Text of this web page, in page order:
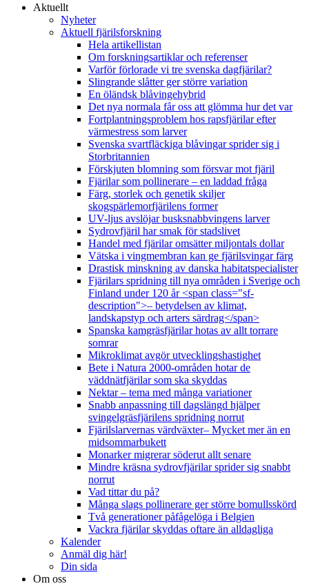
Aktuellt
Nyheter
Aktuell fjärilsforskning
Hela artikellistan
Om forskningsartiklar och referenser
Varför förlorade vi tre svenska dagfjärilar?
Slingrande slåtter ger större variation
En öländsk blåvingehybrid
Det nya normala får oss att glömma hur det var
Fortplantningsproblem hos rapsfjärilar efter
värmestress som larver
Svenska svartfläckiga blåvingar sprider sig i
Storbritannien
Förskjuten blomning som försvar mot fjäril
Fjärilar som pollinerare – en laddad fråga
Färg, storlek och genetik skiljer
skogspärlemorfjärilens former
UV-ljus avslöjar busksnabbvingens larver
Sydrovfjäril har smak för stadslivet
Handel med fjärilar omsätter miljontals dollar
Vätska i vingmembran kan ge fjärilsvingar färg
Drastisk minskning av danska habitatspecialister
Fjärilars spridning till nya områden i Sverige och
Finland under 120 år <span class="sf-
description">– betydelsen av klimat,
landskapstyp och arters särdrag</span>
Spanska kamgräsfjärilar hotas av allt torrare
somrar
Mikroklimat avgör utvecklingshastighet
Bete i Natura 2000-områden hotar de
väddnätfjärilar som ska skyddas
Nektar – tema med många variationer
Snabb anpassning till dagslängd hjälper
svingelgräsfjärilens spridning norrut
Fjärilslarvernas värdväxter– Mycket mer än en
midsommarbukett
Monarker migrerar söderut allt senare
Mindre kräsna sydrovfjärilar sprider sig snabbt
norrut
Vad tittar du på?
Många slags pollinerare ger större bomullsskörd
Två generationer påfågelöga i Belgien
Vackra fjärilar skyddas oftare än alldagliga
Kalender
Anmäl dig här!
Din sida
Om oss